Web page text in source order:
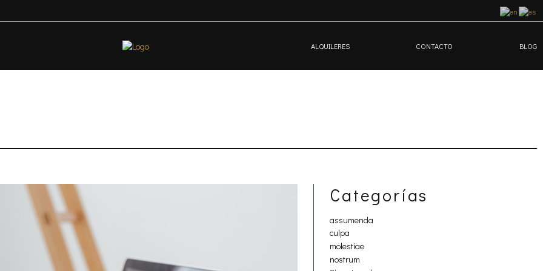
ALQUILERES CONTACTO BLOG
Categorías
assumenda
culpa
molestiae
nostrum